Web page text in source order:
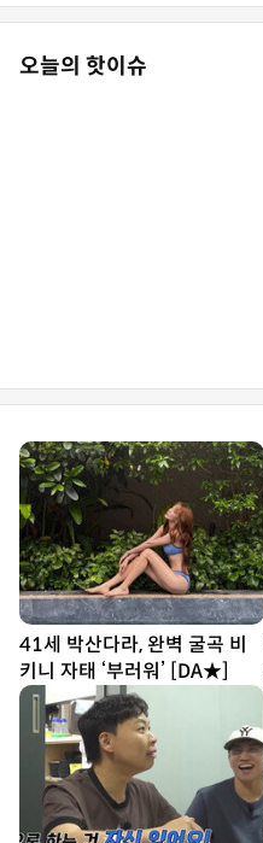
오늘의 핫이슈
41세 박산다라, 완벽 굴곡 비
키니 자태 ‘부러워’ [DA★]